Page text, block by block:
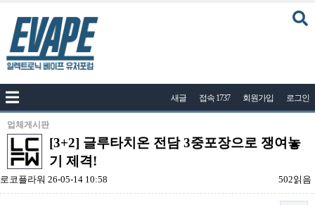
공지사항
나눔이벤트
자유게시판
질문답변
포토
새글 접속 1737 회원가입 로그인
업체게시판
[3+2] 글루타치온 전담 3중포장으로 쟁여놓
기 제격!
로코플라워 26-05-14 10:58 502읽음